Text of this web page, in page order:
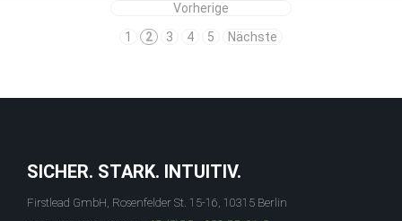
Vorherige
1
2 3 4 5 Nächste
SICHER. STARK. INTUITIV.
Firstlead GmbH, Rosenfelder St. 15-16, 10315 Berlin